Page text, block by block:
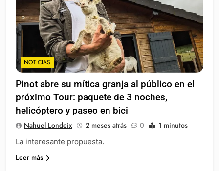
NOTICIAS
Pinot abre su mítica granja al público en el
próximo Tour: paquete de 3 noches,
helicóptero y paseo en bici
Nahuel Londeix 2 meses atrás 0 1 minutos
La interesante propuesta.
Leer más